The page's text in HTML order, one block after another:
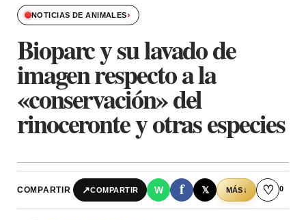
NOTICIAS DE ANIMALES›
Bioparc y su lavado de
imagen respecto a la
«conservación» del
rinoceronte y otras especies
COMPARTIR ↗COMPARTIR W f 𝕏 MÁS↓ ♡ 0